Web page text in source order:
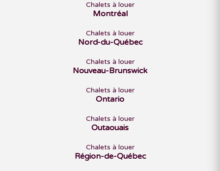
Chalets à louer
Montréal
Chalets à louer
Nord-du-Québec
Chalets à louer
Nouveau-Brunswick
Chalets à louer
Ontario
Chalets à louer
Outaouais
Chalets à louer
Région-de-Québec